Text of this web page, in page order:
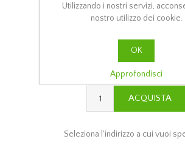
Si tratta dela prima recensione per
€6,31
ACQUISTA
Seleziona l'indirizzo a cui vuoi
Utilizzando i nostri servizi,
nostro utilizzo dei cookie.
OK
Approfondisci